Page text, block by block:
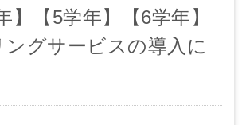
】【5学年】【6学年】
グサービスの導入に